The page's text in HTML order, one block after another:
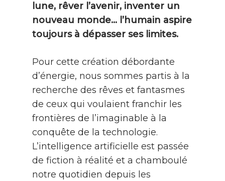
lune, rêver l’avenir, inventer un
nouveau monde… l’humain aspire
toujours à dépasser ses limites.
Pour cette création débordante
d’énergie, nous sommes partis à la
recherche des rêves et fantasmes
de ceux qui voulaient franchir les
frontières de l’imaginable à la
conquête de la technologie.
L’intelligence artificielle est passée
de fiction à réalité et a chamboulé
notre quotidien depuis les